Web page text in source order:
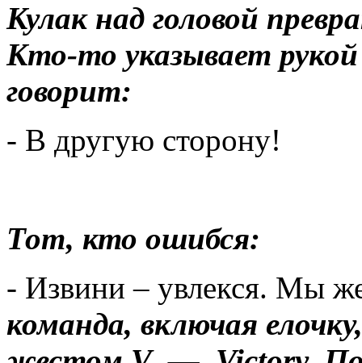
Кулак над головой
Кто-то указывает
говорит:
- В другую сторону!
Тот, кто ошибся:
- Извини – увлекся. Мы
команда, включая